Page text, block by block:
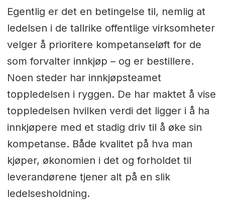
Egentlig er det en betingelse til, nemlig at
ledelsen i de tallrike offentlige virksomheter
velger å prioritere kompetanseløft for de
som forvalter innkjøp – og er bestillere.
Noen steder har innkjøpsteamet
toppledelsen i ryggen. De har maktet å vise
toppledelsen hvilken verdi det ligger i å ha
innkjøpere med et stadig driv til å øke sin
kompetanse. Både kvalitet på hva man
kjøper, økonomien i det og forholdet til
leverandørene tjener alt på en slik
ledelsesholdning.